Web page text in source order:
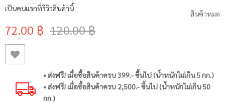
สินค้าหมด
เป็นคนแรกที่รีวิวสินค้านี้
72.00 ฿ 120.00 ฿
• ส่งฟรี! เมื่อซื้อสินค้าครบ 399.- ขึ้นไป (น้ำหนักไม่เกิน 5 กก.)
• ส่งฟรี! เมื่อซื้อสินค้าครบ 2,500.- ขึ้นไป (น้ำหนักไม่เกิน 50
กก.)